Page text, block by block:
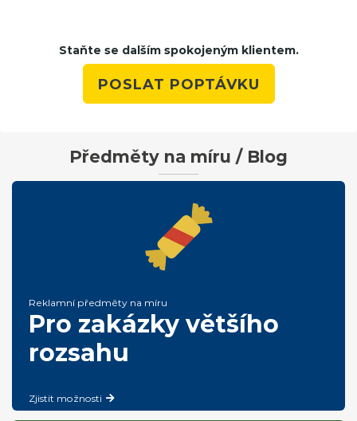
Staňte se dalším spokojeným klientem.
POSLAT POPTÁVKU
Předměty na míru / Blog
Reklamní předměty na míru
Pro zakázky většího
rozsahu
Zjistit možnosti